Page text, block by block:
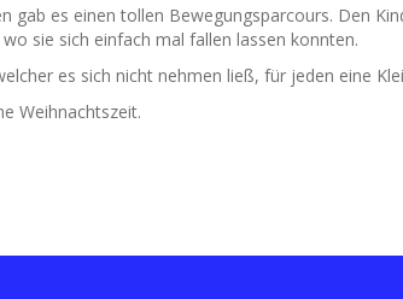
es einen tollen Bewegungsparcours. Den
sie sich einfach mal fallen lassen konnten.
es sich nicht nehmen ließ, für jeden eine
Weihnachtszeit.